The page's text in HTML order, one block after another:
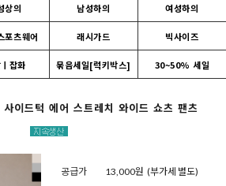
상의 남성하의 여성하의
포츠웨어 래시가드 빅사이즈
잡화 묶음세일[럭키박스] 30~50% 세일
드턱 에어 스트레치 와이드 쇼츠 팬츠
공급가 13,000원 (부가세 별도)